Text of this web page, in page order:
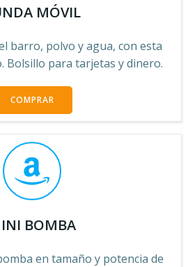
MÓVIL
barro, polvo y agua, con esta
Bolsillo para tarjetas y dinero.
COMPRAR
BOMBA
en tamaño y potencia de